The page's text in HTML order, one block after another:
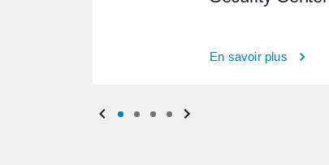
En savoir plus